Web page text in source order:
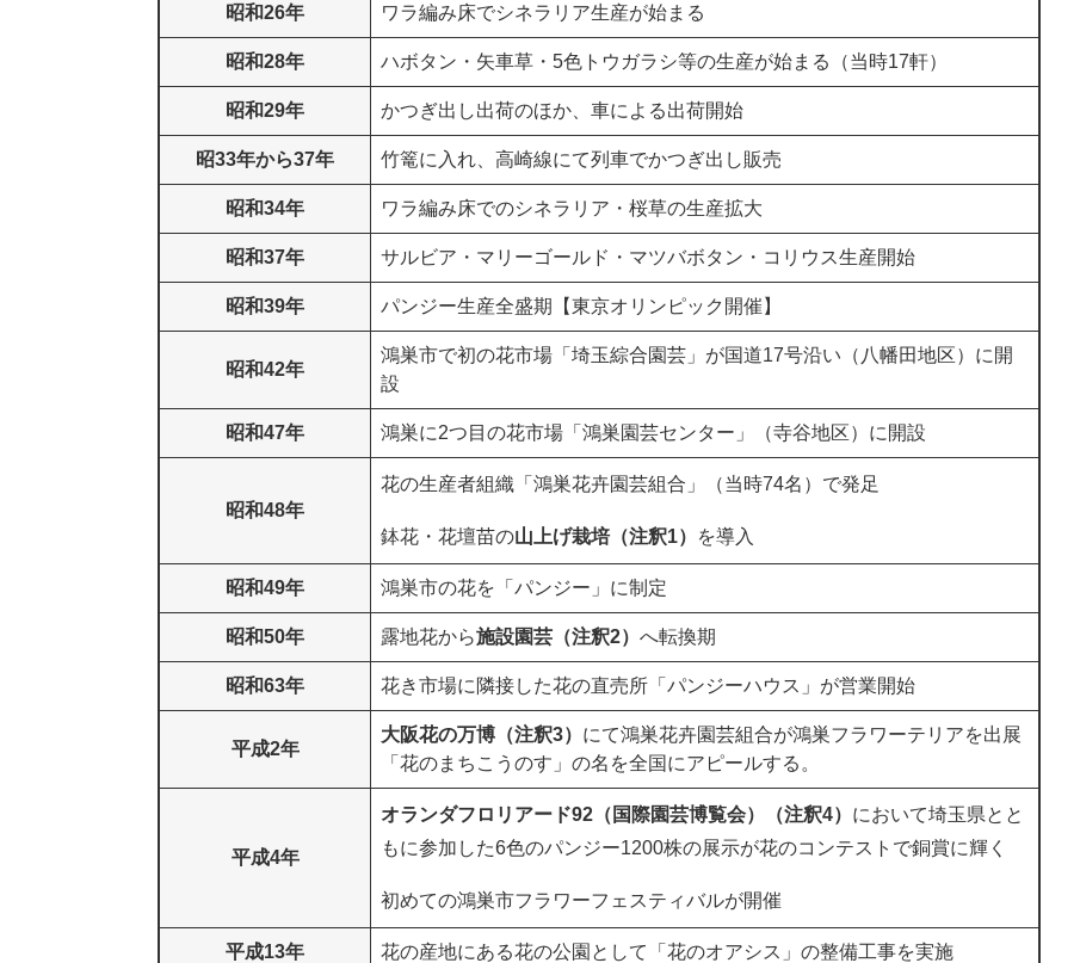
昭和26年 ワラ編み床でシネラリア生産が始まる
昭和28年 ハボタン・矢車草・5色トウガラシ等の生産が始まる（当時17軒）
昭和29年 かつぎ出し出荷のほか、車による出荷開始
昭33年から37年 竹篭に入れ、高崎線にて列車でかつぎ出し販売
昭和34年 ワラ編み床でのシネラリア・桜草の生産拡大
昭和37年 サルビア・マリーゴールド・マツバボタン・コリウス生産開始
昭和39年 パンジー生産全盛期【東京オリンピック開催】
昭和42年
鴻巣市で初の花市場「埼玉綜合園芸」が国道17号沿い（八幡田地区）に開
設
昭和47年 鴻巣に2つ目の花市場「鴻巣園芸センター」（寺谷地区）に開設
昭和48年
花の生産者組織「鴻巣花卉園芸組合」（当時74名）で発足
鉢花・花壇苗の山上げ栽培（注釈1） を導入
昭和49年 鴻巣市の花を「パンジー」に制定
昭和50年 露地花から施設園芸（注釈2） へ転換期
昭和63年 花き市場に隣接した花の直売所「パンジーハウス」が営業開始
平成2年
大阪花の万博（注釈3） にて鴻巣花卉園芸組合が鴻巣フラワーテリアを出展
「花のまちこうのす」の名を全国にアピールする。
平成4年
オランダフロリアード92（国際園芸博覧会）（注釈4） において埼玉県とと
もに参加した6色のパンジー1200株の展示が花のコンテストで銅賞に輝く
初めての鴻巣市フラワーフェスティバルが開催
平成13年 花の産地にある花の公園として「花のオアシス」の整備工事を実施